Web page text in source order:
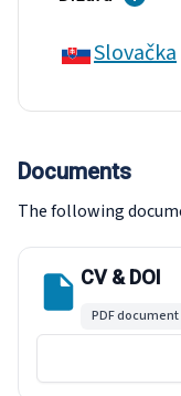
Slovačka
Documents
The following
CV & DOI
PDF document